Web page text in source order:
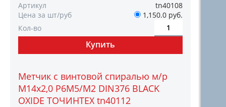
Артикул
tn40108
Цена за шт/руб
1,150.0 руб.
Кол-во
Метчик с винтовой спиралью м/р
М14х2,0 Р6М5/М2 DIN376 BLACK
OXIDE ТОЧИНТЕХ tn40112